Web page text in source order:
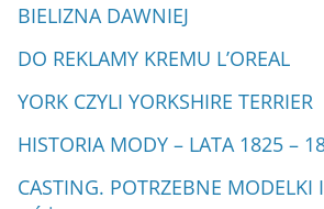
BIELIZNA DAWNIEJ
DO REKLAMY KREMU L’OREAL
YORK CZYLI YORKSHIRE TERRIER
HISTORIA MODY – LATA 1825 –
CASTING. POTRZEBNE MODELKI